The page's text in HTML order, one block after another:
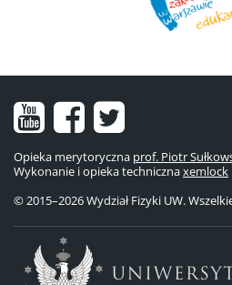
Nasz
kanał
na
YouTube
Nasz
fanpage
na
Nasze
konto
na
Opieka merytoryczna prof. Piotr
Wykonanie i opieka technicznaxemlock
© 2015–2026 Wydział Fizyki UW.